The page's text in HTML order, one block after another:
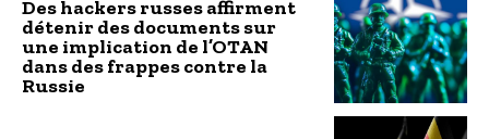
Des hackers russes affirment
détenir des documents sur
une implication de l’OTAN
dans des frappes contre la
Russie